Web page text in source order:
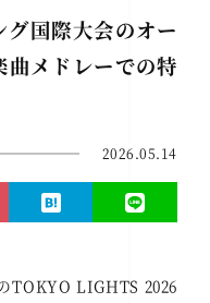
国際大会のオー
メドレーでの特
2026.05.14
TOKYO LIGHTS 2026